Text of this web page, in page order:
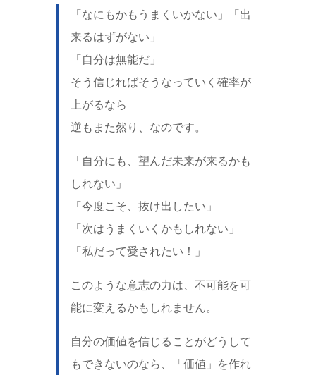
「なにもかもうまくいかない」「出
来るはずがない」
「自分は無能だ」
そう信じればそうなっていく確率が
上がるなら
逆もまた然り、なのです。
「自分にも、望んだ未来が来るかも
しれない」
「今度こそ、抜け出したい」
「次はうまくいくかもしれない」
「私だって愛されたい！」
このような意志の力は、不可能を可
能に変えるかもしれません。
自分の価値を信じることがどうして
もできないのなら、「価値」を作れ